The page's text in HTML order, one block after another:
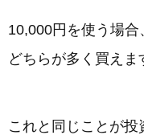
10,000円を使う場合
どちらが多く買えま
これと同じことが投